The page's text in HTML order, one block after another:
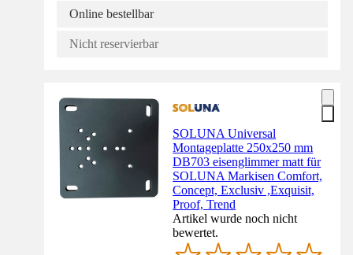
Online bestellbar
Nicht reservierbar
SOLUNA Universal
Montageplatte 250x250 mm
DB703 eisenglimmer matt für
SOLUNA Markisen Comfort,
Concept, Exclusiv ,Exquisit,
Proof, Trend
Artikel wurde noch nicht
bewertet.